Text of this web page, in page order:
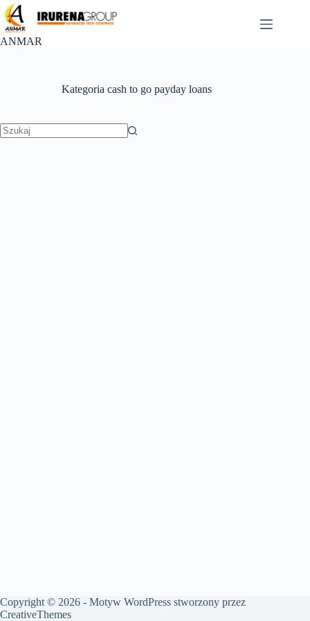
Przejdź
do
treści
ANMAR
Kategoria cash to go payday loans
Copyright © 2026 - Motyw WordPress stworzony przez
CreativeThemes